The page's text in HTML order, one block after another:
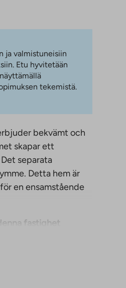
ja valmistuneisiin
Etu hyvitetään
tekemistä.
bekvämt och
skapar ett
separata
Detta hem är
en ensamstående
fastighet